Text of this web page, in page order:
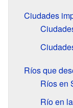
Ciudades
Ríos que
Ríos en
Río en